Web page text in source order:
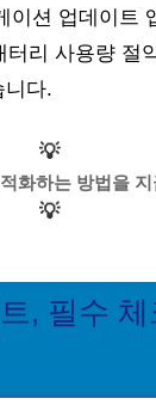
이션 업데이트
터리 사용량 절
니다.
💡
화하는 방법을
💡
, 필수 체